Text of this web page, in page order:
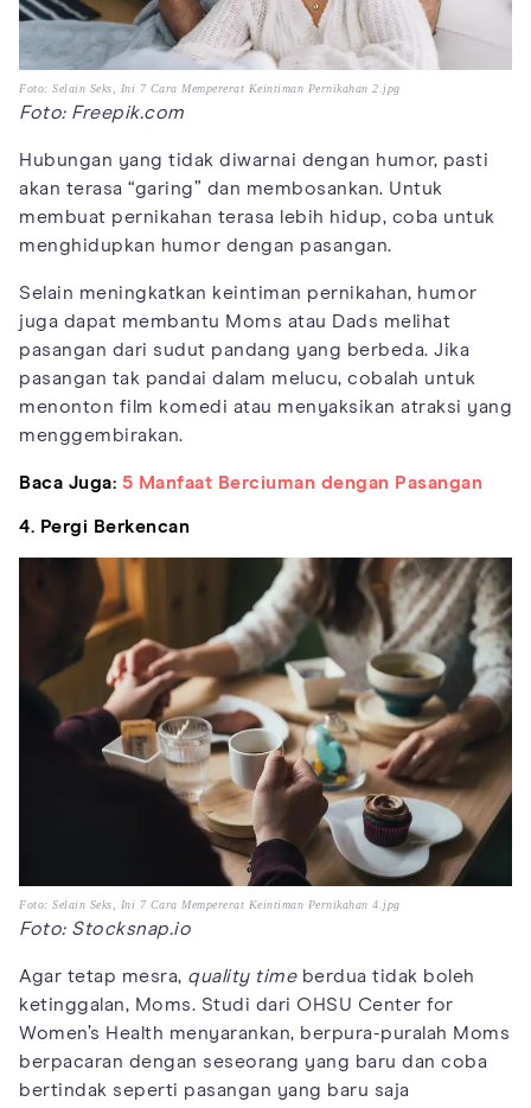
Foto: Selain Seks, Ini 7 Cara Mempererat Keintiman Pernikahan 2.jpg
Foto: Freepik.com
Hubungan yang tidak diwarnai dengan humor, pasti
akan terasa “garing” dan membosankan. Untuk
membuat pernikahan terasa lebih hidup, coba untuk
menghidupkan humor dengan pasangan.
Selain meningkatkan keintiman pernikahan, humor
juga dapat membantu Moms atau Dads melihat
pasangan dari sudut pandang yang berbeda. Jika
pasangan tak pandai dalam melucu, cobalah untuk
menonton film komedi atau menyaksikan atraksi yang
menggembirakan.
Baca Juga: 5 Manfaat Berciuman dengan Pasangan
4. Pergi Berkencan
Foto: Selain Seks, Ini 7 Cara Mempererat Keintiman Pernikahan 4.jpg
Foto: Stocksnap.io
Agar tetap mesra, quality timeberdua tidak boleh
ketinggalan, Moms. Studi dari OHSU Center for
Women’s Health menyarankan, berpura-puralah Moms
berpacaran dengan seseorang yang baru dan coba
bertindak seperti pasangan yang baru saja